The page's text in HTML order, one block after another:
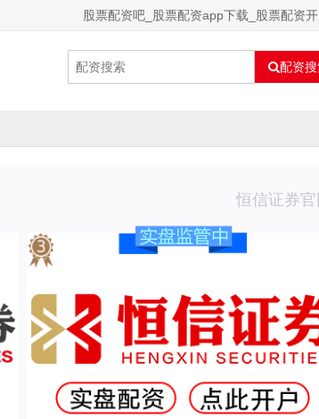
股票配资吧_股票配资app下载_股票配资
配资
恒信证券官